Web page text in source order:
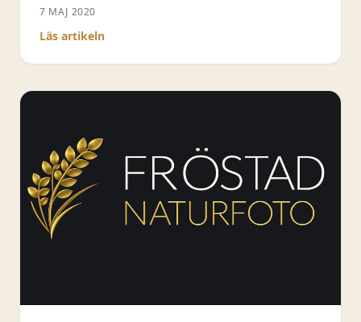
många olika val på marknaden. Här försöker
jag bena ut vad du ska kika efter och vad du
7 MAJ 2020
Läs artikeln